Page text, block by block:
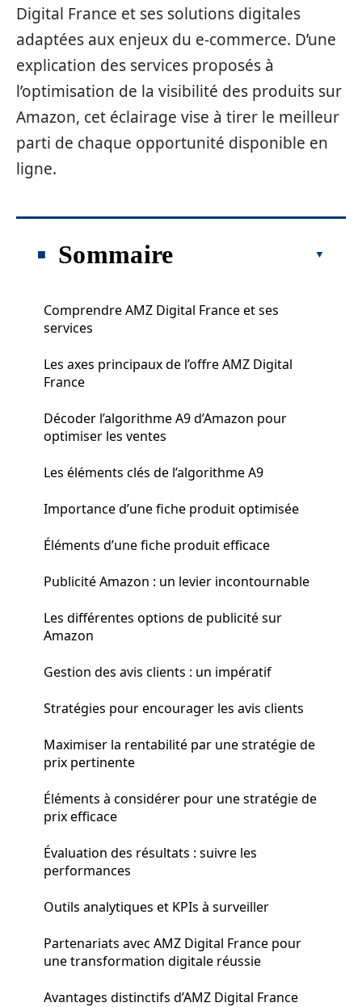
Digital France et ses solutions digitales
adaptées aux enjeux du e-commerce. D’une
explication des services proposés à
l’optimisation de la visibilité des produits sur
Amazon, cet éclairage vise à tirer le meilleur
parti de chaque opportunité disponible en
ligne.
Sommaire
Comprendre AMZ Digital France et ses
services
Les axes principaux de l’offre AMZ Digital
France
Décoder l’algorithme A9 d’Amazon pour
optimiser les ventes
Les éléments clés de l’algorithme A9
Importance d’une fiche produit optimisée
Éléments d’une fiche produit efficace
Publicité Amazon : un levier incontournable
Les différentes options de publicité sur
Amazon
Gestion des avis clients : un impératif
Stratégies pour encourager les avis clients
Maximiser la rentabilité par une stratégie de
prix pertinente
Éléments à considérer pour une stratégie de
prix efficace
Évaluation des résultats : suivre les
performances
Outils analytiques et KPIs à surveiller
Partenariats avec AMZ Digital France pour
une transformation digitale réussie
Avantages distinctifs d’AMZ Digital France